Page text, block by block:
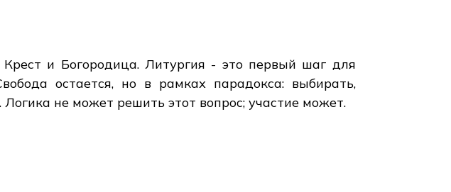
и Богородица. Литургия - это первый шаг для
остается, но в рамках парадокса: выбирать,
Логика не может решить этот вопрос; участие может.